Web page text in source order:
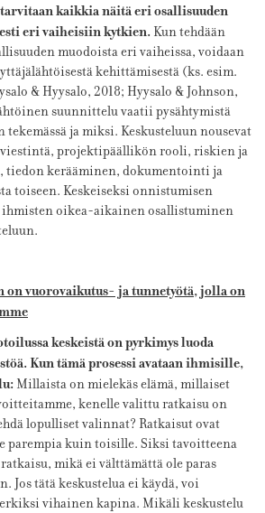
kaikkia näitä eri osallisuuden
eri vaiheisiin kytkien. Kun tehdään
muodoista eri vaiheissa, voidaan
kehittämisestä (ks. esim.
& Hyysalo, 2018; Hyysalo & Johnson,
suunnittelu vaatii pysähtymistä
tekemässä ja miksi. Keskusteluun nousevat
viestintä, projektipäällikön rooli, riskien ja
tiedon kerääminen, dokumentointi ja
toiseen. Keskeiseksi onnistumisen
ihmisten oikea-aikainen osallistuminen
on vuorovaikutus- ja tunnetyötä, jolla on
keskeistä on pyrkimys luoda
Kun tämä prosessi avataan ihmisille,
Millaista on mielekäs elämä, millaiset
kenelle valittu ratkaisu on
lopulliset valinnat? Ratkaisut ovat
parempia kuin toisille. Siksi tavoitteena
mikä ei välttämättä ole paras
Jos tätä keskustelua ei käydä, voi
vihainen kapina. Mikäli keskustelu